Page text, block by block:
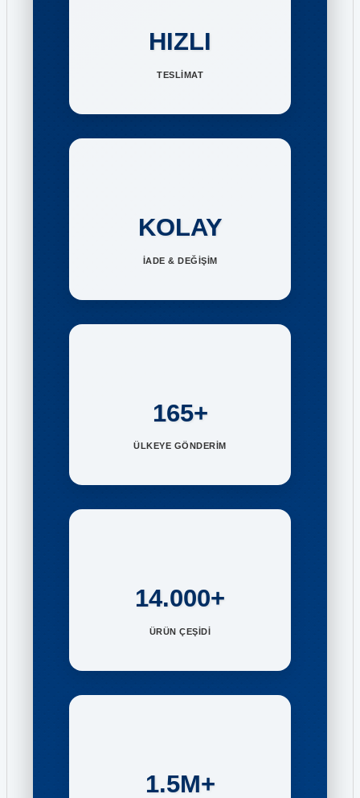
HIZLI
TESLİMAT
KOLAY
İADE & DEĞİŞİM
165+
ÜLKEYE GÖNDERİM
14.000+
ÜRÜN ÇEŞİDİ
1.5M+